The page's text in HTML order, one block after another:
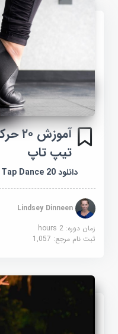
تیپ تاپ
دانلود 20 Moves in 20 Days: Beginning Tap Dance
Lindsey Dinneen
زمان دوره: 2 hours
ثبت نام مرجع:1,057